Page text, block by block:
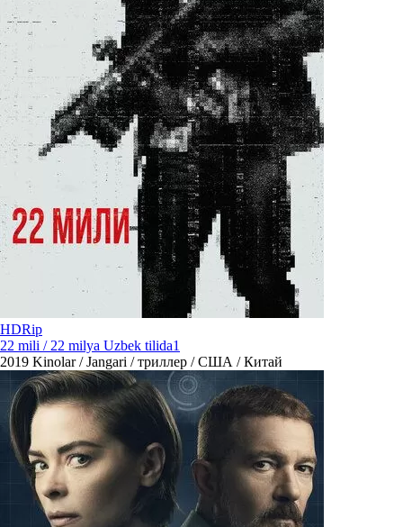
HDRip
22 mili / 22 milya Uzbek tilida1
2019 Kinolar / Jangari / триллер / США / Китай